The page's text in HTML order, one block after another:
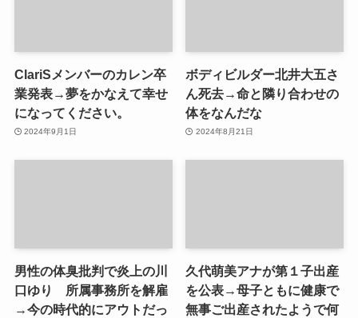
ClariSメンバーのカレン卒
業発表→夢をかなえて幸せ
になってください。
2024年9月1日
ボディビルダー北井大五さ
ん死去→命と隣り合わせの
体をなんだな
2024年8月21日
男性の体臭批判で炎上の川
口ゆり 所属事務所を解雇
→今の時代的にアウトだっ
久代萌美アナが第１子出産
を公表→母子ともに健康で
無事ご出産されたようで何